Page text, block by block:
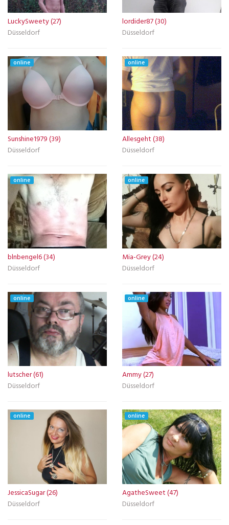
LuckySweety (27)
Düsseldorf
lordider87 (30)
Düsseldorf
online
Sunshine1979 (39)
Düsseldorf
online
Allesgeht (38)
Düsseldorf
online
blnbengel6 (34)
Düsseldorf
online
Mia-Grey (24)
Düsseldorf
online
lutscher (61)
Düsseldorf
online
Ammy (27)
Düsseldorf
online
JessicaSugar (26)
Düsseldorf
online
AgatheSweet (47)
Düsseldorf